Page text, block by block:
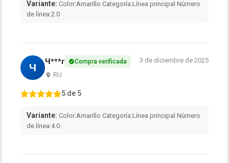
Variante: Color:Amarillo Categoría:Línea principal Número
de línea:2.0
Ч Ч***г Compra verificada
RU
3 de diciembre de 2025
5 de 5
Variante: Color:Amarillo Categoría:Línea principal Número
de línea:4.0